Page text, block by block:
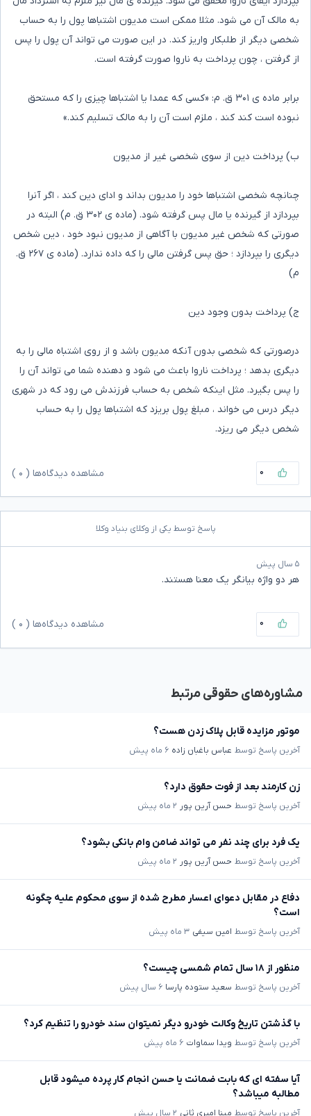
به مالک آن می شود. مثلا ممکن است مدیون اشتباها پول را به حساب
شخصی دیگر از طلبکار واریز کند. در این صورت می تواند آن پول را پس
از گرفتن ، چون پرداخت به ناروا صورت گرفته است.
برابر ماده ی ۳۰۱ ق. م: «کسی که عمدا یا اشتباها چیزی را که مستحق
نبوده است کند کند ، ملزم است آن را به مالک تسلیم کند.»
ب) پرداخت دین از سوی شخصی غیر از مدیون
چنانچه شخصی اشتباها خود را مدیون بداند و ادای دین کند ، اگر آنرا
بپردازد از گیرنده یا مال پس گرفته شود. (ماده ی ۳۰۲ ق. م) البته در
صورتی که شخص غیر مدیون با آگاهی از مدیون نبود خود ، دین شخص
دیگری را بپردازد ؛ حق پس گرفتن مالی را که داده ندارد. (ماده ی ۲۶۷ ق.
م)
ج) پرداخت بدون وجود دین
درصورتی که شخصی بدون آنکه مدیون باشد و از روی اشتباه مالی را به
دیگری بدهد ؛ پرداخت ناروا باعث می شود و دهنده شما می تواند آن را
را پس بگیرد. مثل اینکه شخص به حساب فرزندش می رود که در شهری
دیگر درس می خواند ، مبلغ پول بریزد که اشتباها پول را به حساب
شخص دیگر می ریزد.
۰ مشاهده دیدگاه‌ها ( ۰
پاسخ توسط یکی از وکلای بنیاد وکلا
۵ سال پیش
هر دو واژه بیانگر یک معنا هستند.
۰ مشاهده دیدگاه‌ها ( ۰
مشاوره‌های حقوقی مرتبط
موتور مزایده قابل پلاک زدن هست؟
آخرین پاسخ توسط عباس باغبان زاده ۶ ماه پیش
زن کارمند بعد از فوت حقوق دارد؟
آخرین پاسخ توسط حسن آرین پور ۲ ماه پیش
یک فرد برای چند نفر می تواند ضامن وام بانکی بشود؟
آخرین پاسخ توسط حسن آرین پور ۲ ماه پیش
دفاع در مقابل دعوای اعسار مطرح شده از سوی محکوم علیه چگونه
است؟
آخرین پاسخ توسط امین سیفی ۳ ماه پیش
منظور از ۱۸ سال تمام شمسی چیست؟
آخرین پاسخ توسط سعید ستوده پارسا ۶ سال پیش
با گذشتن تاریخ وکالت خودرو دیگر نمیتوان سند خودرو را تنظیم کرد؟
آخرین پاسخ توسط ویدا سماوات ۶ ماه پیش
آیا سفته ای که بابت ضمانت یا حسن انجام کار پرده میشود قابل
مطالبه میباشد؟
آخرین پاسخ توسط مینا امیری ثانی ۲ سال پیش